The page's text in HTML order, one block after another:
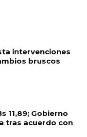
intervenciones
bruscos
11,89; Gobierno
tras acuerdo con